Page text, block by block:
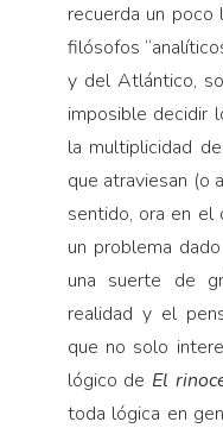
recuerda un poco
filósofos
y del Atlántico,
imposible decidir
la multiplicidad
que atraviesan (o
sentido, ora en el
un problema
una suerte de
realidad y el
que no solo
lógico de El
toda lógica en